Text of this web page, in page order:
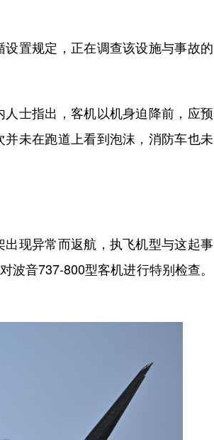
置规定，正在调查该设施与事故的
士指出，客机以机身迫降前，应预
未在跑道上看到泡沫，消防车也未
现异常而返航，执飞机型与这起事
波音737-800型客机进行特别检查。